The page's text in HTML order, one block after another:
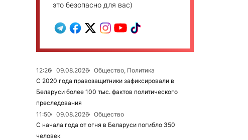
это безопасно для вас)
12:26 09.08.2026
Общество, Политика
С 2020 года правозащитники зафиксировали в
Беларуси более 100 тыс. фактов политического
преследования
11:50
09.08.2026
Общество
С начала года от огня в Беларуси погибло 350
человек